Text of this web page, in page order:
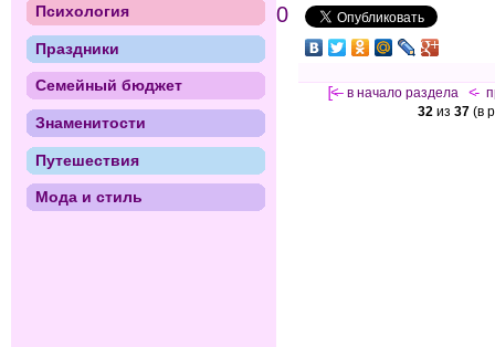
0
[<— в начало раздела <-
32 из 37(в
Психология
Праздники
Семейный бюджет
Знаменитости
Путешествия
Мода и стиль